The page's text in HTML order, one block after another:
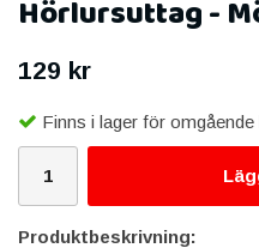
Hörlursuttag -
129 kr
Finns i lager för omgående
Produktbeskrivning: